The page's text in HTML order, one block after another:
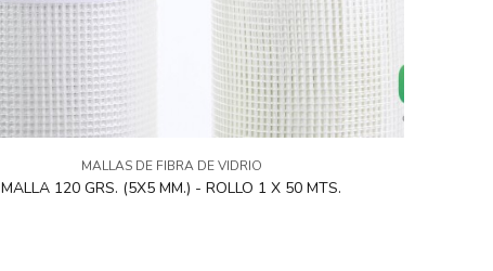
MALLAS DE FIBRA DE VIDRIO
MALLA 120 GRS. (5X5 MM.) - ROLLO 1 X 50 MTS.